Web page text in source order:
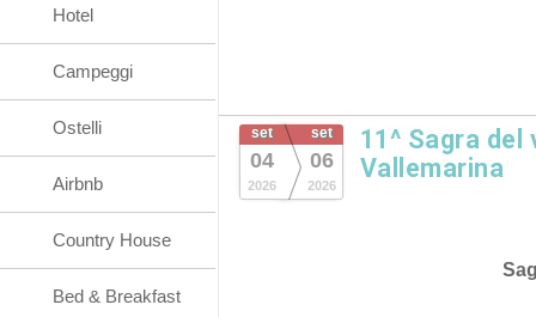
set
04
2026
set
06
2026
11^ Sagra
Vallemarina
Hotel
Campeggi
Ostelli
Airbnb
Country House
Bed & Breakfast